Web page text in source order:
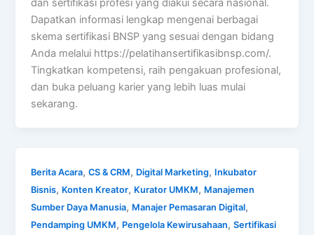
dan sertifikasi profesi yang diakui secara nasional.
Dapatkan informasi lengkap mengenai berbagai
skema sertifikasi BNSP yang sesuai dengan bidang
Anda melalui https://pelatihansertifikasibnsp.com/.
Tingkatkan kompetensi, raih pengakuan profesional,
dan buka peluang karier yang lebih luas mulai
sekarang.
Berita Acara,CS & CRM, Digital Marketing, Inkubator
Bisnis, Konten Kreator, Kurator UMKM, Manajemen
Sumber Daya Manusia, Manajer Pemasaran Digital,
Pendamping UMKM, Pengelola Kewirusahaan,Sertifikasi